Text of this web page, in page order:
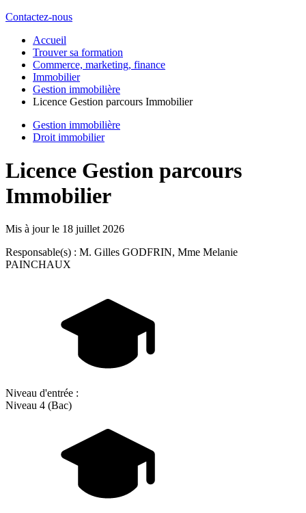
Contactez-nous
Accueil
Trouver sa formation
Commerce, marketing, finance
Immobilier
Gestion immobilière
Licence Gestion parcours Immobilier
Gestion immobilière
Droit immobilier
Licence Gestion parcours
Immobilier
Mis à jour le 18 juillet 2026
Responsable(s) : M. Gilles GODFRIN, Mme Melanie
PAINCHAUX
Niveau d'entrée :
Niveau 4 (Bac)